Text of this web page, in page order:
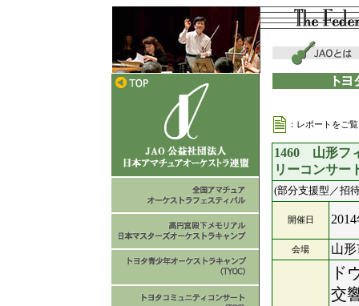
：レポートをご
1460 山形フ
リーコンサー
(部分支援型／招
開催日
会場 山
ド
交